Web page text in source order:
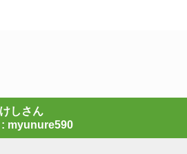
しさん
: myunure590